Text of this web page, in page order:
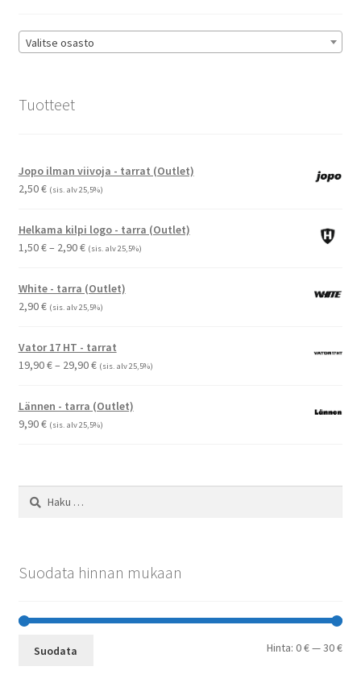
Valitse osasto
Tuotteet
Jopo ilman viivoja - tarrat (Outlet)
2,50€ (sis. alv 25,5%)
Helkama kilpi logo - tarra (Outlet)
1,50€– 2,90€Hintaluokka:
-
2,90 €
(sis. alv 25,5%)
White - tarra (Outlet)
2,90€ (sis. alv 25,5%)
Vator 17 HT - tarrat
19,90€– 29,90€Hintaluokka:
-
29,90 €
(sis. alv 25,5%)
Lännen - tarra (Outlet)
9,90€ (sis. alv 25,5%)
Haku:
Suodata hinnan mukaan
Suodata Hinta:0 €—30 €